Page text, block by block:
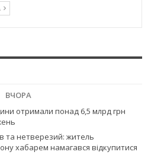
ВЧОРА
отримали понад 6,5 млрд грн
та нетверезий: житель
хабарем намагався відкупитися